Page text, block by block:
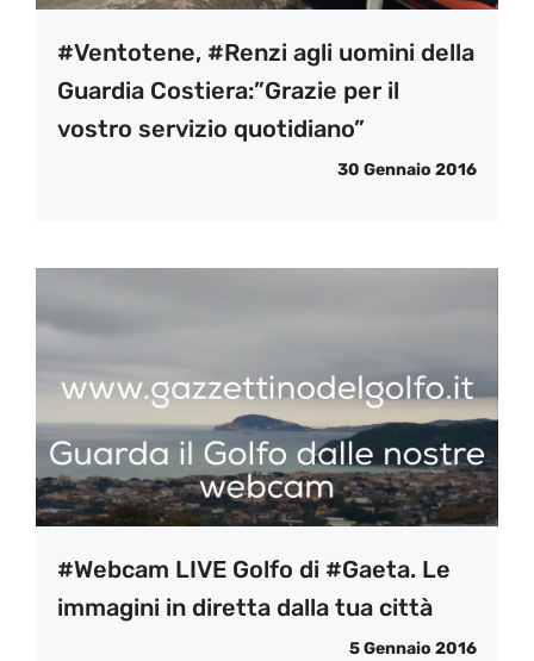
#Ventotene, #Renzi agli uomini della
Guardia Costiera:”Grazie per il
vostro servizio quotidiano”
30 Gennaio 2016
#Webcam LIVE Golfo di #Gaeta. Le
immagini in diretta dalla tua città
5 Gennaio 2016